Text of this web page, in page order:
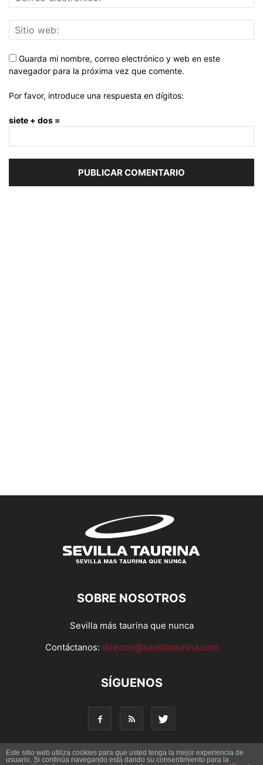
Guarda mi nombre, correo electrónico y web en este
navegador para la próxima vez que comente.
Por favor, introduce una respuesta en dígitos:
siete + dos =
SOBRE NOSOTROS
Sevilla más taurina que nunca
Contáctanos: director@sevillataurina.com
SÍGUENOS
Este sitio web utiliza cookies para que usted tenga la mejor experiencia de
usuario. Si continúa navegando está dando su consentimiento para la